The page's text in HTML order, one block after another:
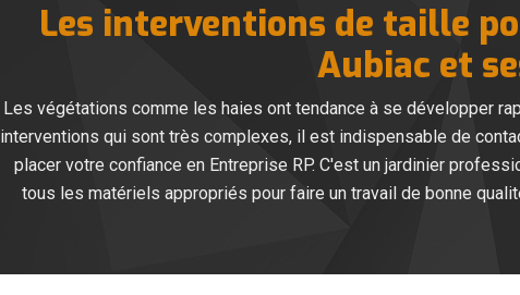
Les interventions de taille
Aubiac et
Les végétations comme les haies ont tendance à se développer
interventions qui sont très complexes, il est indispensable de
placer votre confiance en Entreprise RP. C'est un jardinier
tous les matériels appropriés pour faire un travail de bonne